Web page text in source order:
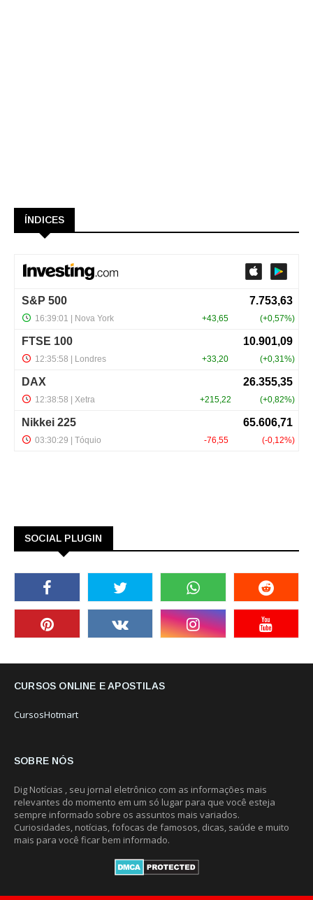
ÍNDICES
SOCIAL PLUGIN
CURSOS ONLINE E APOSTILAS
CursosHotmart
SOBRE NÓS
Dig Notícias , seu jornal eletrônico com as informações mais
relevantes do momento em um só lugar para que você esteja
sempre informado sobre os assuntos mais variados.
Curiosidades, notícias, fofocas de famosos, dicas, saúde e muito
mais para você ficar bem informado.